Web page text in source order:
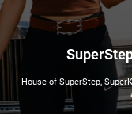
House of SuperStep,